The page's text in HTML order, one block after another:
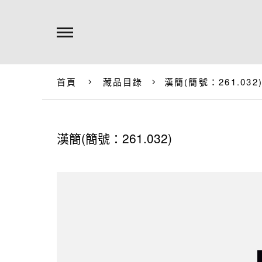
首頁 藏品目錄 漢簡(簡號：261.032)
漢簡(簡號：261.032)